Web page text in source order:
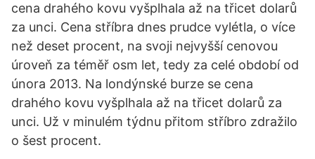
cena drahého kovu vyšplhala až na třicet dolarů
za unci. Cena stříbra dnes prudce vylétla, o více
než deset procent, na svoji nejvyšší cenovou
úroveň za téměř osm let, tedy za celé období od
února 2013. Na londýnské burze se cena
drahého kovu vyšplhala až na třicet dolarů za
unci. Už v minulém týdnu přitom stříbro zdražilo
o šest procent.